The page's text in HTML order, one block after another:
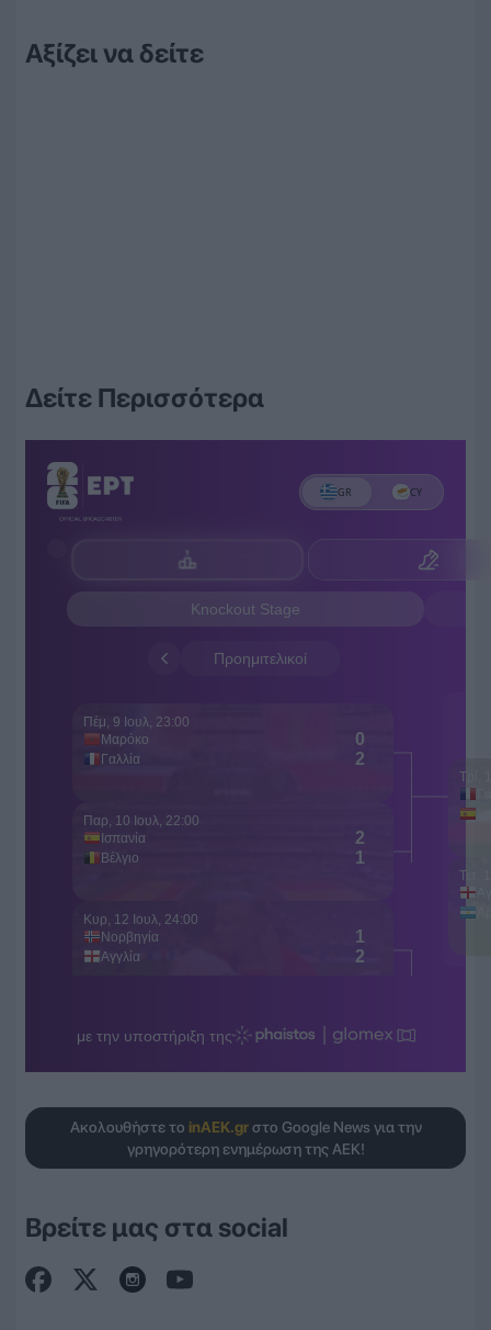
Αξίζει να δείτε
Δείτε Περισσότερα
Ακολουθήστε το inAEK.grστο Google News για την
γρηγορότερη ενημέρωση της ΑΕΚ!
Βρείτε μας στα social